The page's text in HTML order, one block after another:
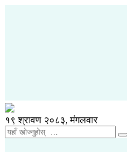
१९ श्रावण २०८३, मंगलवार